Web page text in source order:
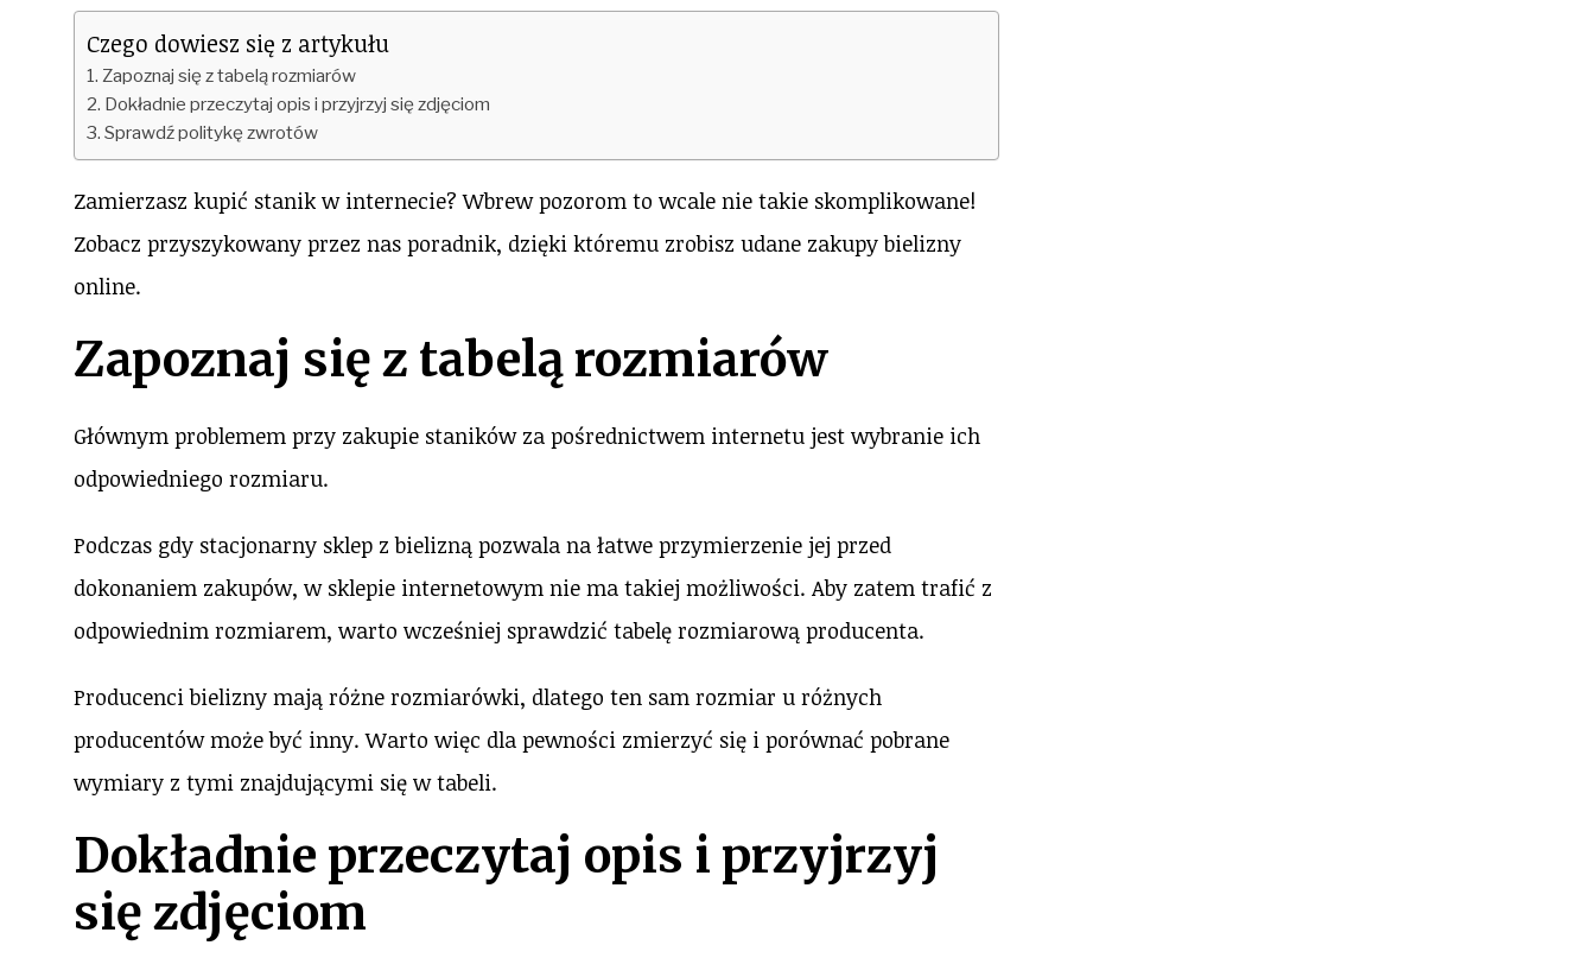
Czego dowiesz się z artykułu
Zapoznaj się z tabelą rozmiarów
Dokładnie przeczytaj opis i przyjrzyj się zdjęciom
Sprawdź politykę zwrotów
Zamierzasz kupić stanik w internecie? Wbrew pozorom to wcale nie takie skomplikowane!
Zobacz przyszykowany przez nas poradnik, dzięki któremu zrobisz udane zakupy bielizny
online.
Zapoznaj się z tabelą rozmiarów
Głównym problemem przy zakupie staników za pośrednictwem internetu jest wybranie ich
odpowiedniego rozmiaru.
Podczas gdy stacjonarny sklep z bielizną pozwala na łatwe przymierzenie jej przed
dokonaniem zakupów, w sklepie internetowym nie ma takiej możliwości. Aby zatem trafić z
odpowiednim rozmiarem, warto wcześniej sprawdzić tabelę rozmiarową producenta.
Producenci bielizny mają różne rozmiarówki, dlatego ten sam rozmiar u różnych
producentów może być inny. Warto więc dla pewności zmierzyć się i porównać pobrane
wymiary z tymi znajdującymi się w tabeli.
Dokładnie przeczytaj opis i przyjrzyj
się zdjęciom